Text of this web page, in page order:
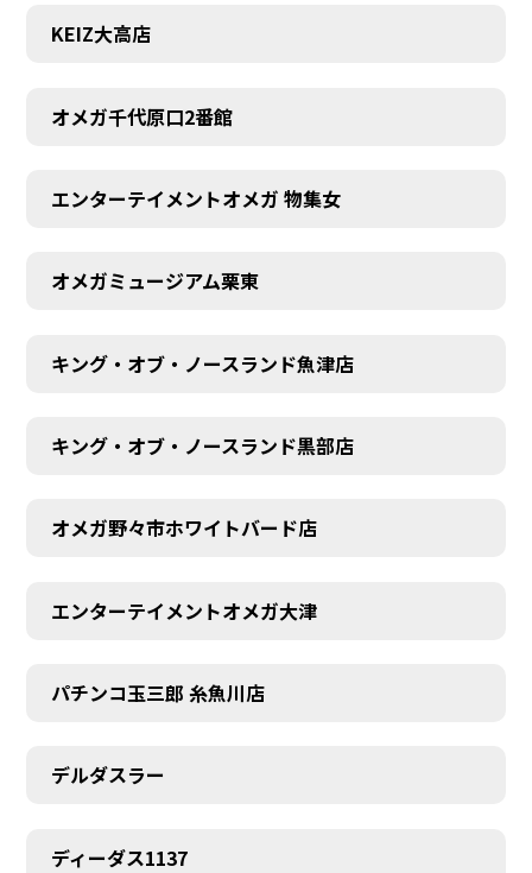
KEIZ大高店
オメガ千代原口2番館
エンターテイメントオメガ 物集女
オメガミュージアム栗東
キング・オブ・ノースランド魚津店
キング・オブ・ノースランド黒部店
オメガ野々市ホワイトバード店
エンターテイメントオメガ大津
パチンコ玉三郎 糸魚川店
デルダスラー
ディーダス1137